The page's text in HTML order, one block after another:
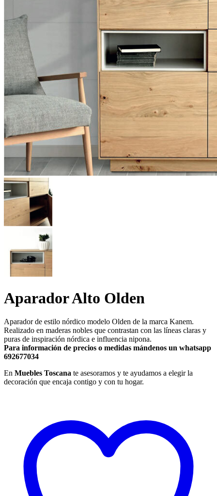
Aparador Alto Olden
Aparador de estilo nórdico modelo Olden de la marca Kanem.
Realizado en maderas nobles que contrastan con las lí­neas claras y
puras de inspiración nórdica e influencia nipona.
Para información de precios o medidas mándenos un whatsapp
692677034
En Muebles Toscana te asesoramos y te ayudamos a elegir la
decoración que encaja contigo y con tu hogar.